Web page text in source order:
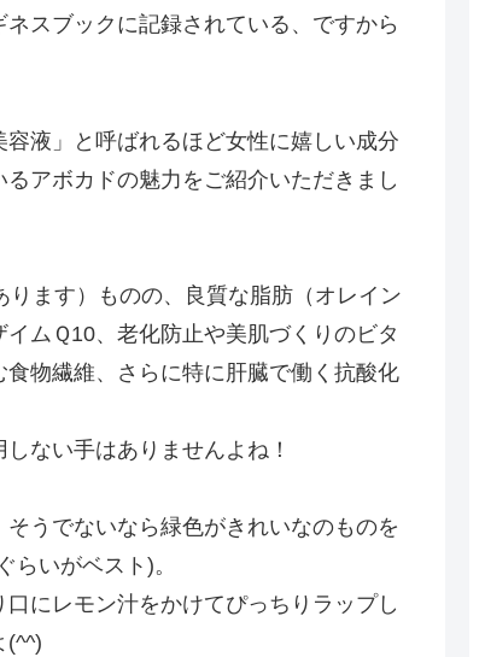
スブックに記録されている、ですから
液」と呼ばれるほど女性に嬉しい成分
アボカドの魅力をご紹介いただきまし
ます）ものの、良質な脂肪（オレイン
ムＱ10、老化防止や美肌づくりのビタ
物繊維、さらに特に肝臓で働く抗酸化
ない手はありませんよね！
うでないなら緑色がきれいなのものを
いがベスト)。
にレモン汁をかけてぴっちりラップし
(^^)